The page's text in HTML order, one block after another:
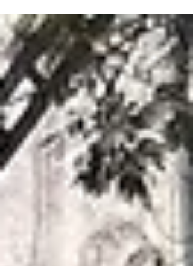
अमरावती जिल्ह्यातील ग्रामीण व दुर्गम भागात वसलेल्या
कुरळ पूर्णा या गावातील भगवानदास महाराज मंदिर येथे
दिनांक १३ एप्रिल २०२६ रोजी नेत्र तपासणी शिबिराचे
यशस्वी आयोजन करण्यात आले. Deesha's Mobile
Eye Care Unit At Kuralpurna संस्थेच्या सुसज्ज
फिरत्या नेत्र चिकित्सालयामध्ये एकूण ९५ जेष्ठ नागरिक
मुलांची मोफत नेत्र तपासणी करण्यात आली